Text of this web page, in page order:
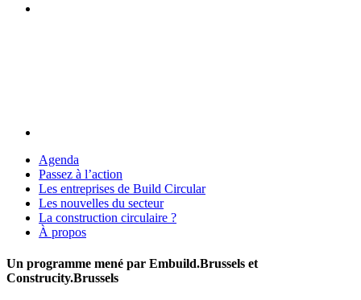
Agenda
Passez à l’action
Les entreprises de Build Circular
Les nouvelles du secteur
La construction circulaire ?
À propos
Un programme mené par Embuild.Brussels et
Construcity.Brussels